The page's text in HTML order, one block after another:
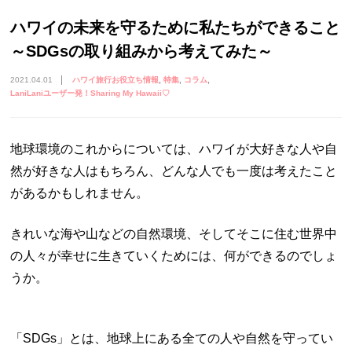
ハワイの未来を守るために私たちができること
～SDGsの取り組みから考えてみた～
2021.04.01 ハワイ旅行お役立ち情報 特集
コラム
LaniLaniユーザー発！Sharing My Hawaii♡
地球環境のこれからについては、ハワイが大好きな人や自
然が好きな人はもちろん、どんな人でも一度は考えたこと
があるかもしれません。
きれいな海や山などの自然環境、そしてそこに住む世界中
の人々が幸せに生きていくためには、何ができるのでしょ
うか。
「SDGs」とは、地球上にある全ての人や自然を守ってい